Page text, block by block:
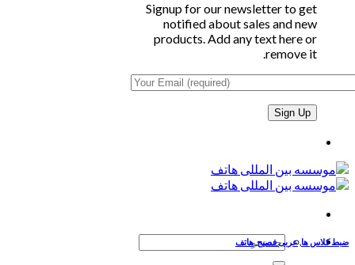
Signup for our newsletter to get
notified about sales and new
products. Add any text here or
remove it.
جستجو
ضبط کلاس ها ,عربی فصیح,هاتف